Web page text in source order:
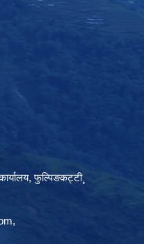
फुल्पिङकट्टी¸
,